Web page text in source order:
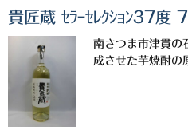
本坊酒造
小正醸造
三岳酒造
高良酒造
貴匠蔵 ｾﾗｰｾﾚｸｼｮﾝ37度
南さつま市津貫の
成させた芋焼酎の